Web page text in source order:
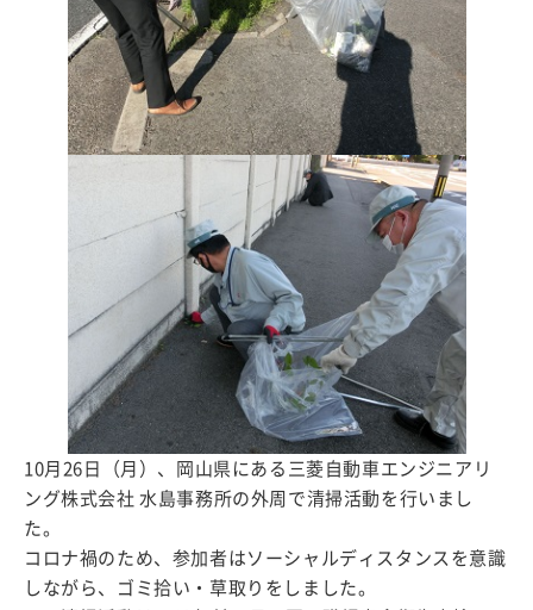
10月26日（月）、岡山県にある三菱自動車エンジニアリ
ング株式会社 水島事務所の外周で清掃活動を行いまし
た。
コロナ禍のため、参加者はソーシャルディスタンスを意識
しながら、ゴミ拾い・草取りをしました。